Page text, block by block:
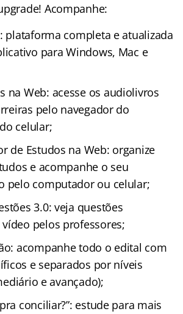
Acompanhe:
plataforma completa e atualizada
para Windows, Mac e
na Web: acesse os audiolivros
pelo navegador do
celular;
de Estudos na Web: organize
e acompanhe o seu
pelo computador ou celular;
3.0: veja questões
pelos professores;
acompanhe todo o edital com
e separados por níveis
e avançado);
conciliar?”: estude para mais